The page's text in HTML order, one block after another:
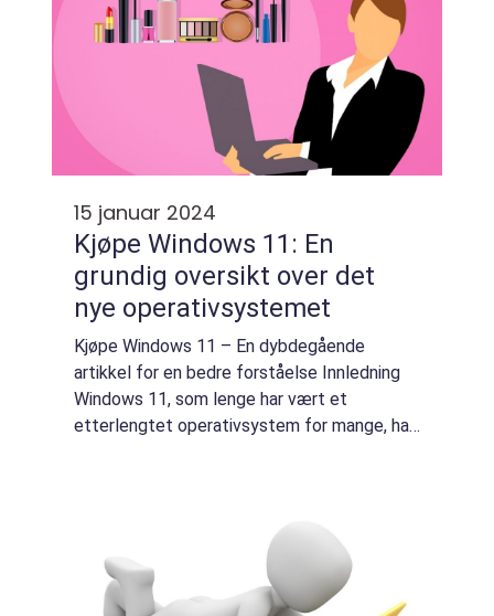
15 januar 2024
Kjøpe Windows 11: En
grundig oversikt over det
nye operativsystemet
Kjøpe Windows 11 – En dybdegående
artikkel for en bedre forståelse Innledning
Windows 11, som lenge har vært et
etterlengtet operativsystem for mange, har